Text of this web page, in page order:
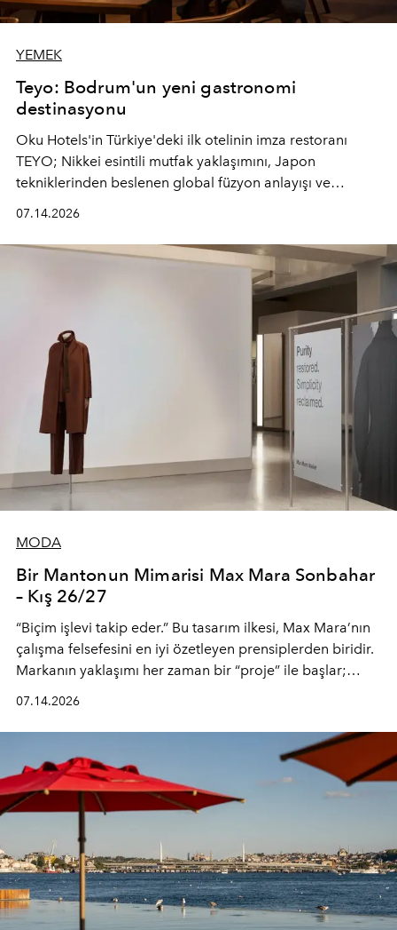
YEMEK
Teyo: Bodrum'un yeni gastronomi
destinasyonu
Oku Hotels'in Türkiye'deki ilk otelinin imza restoranı
TEYO; Nikkei esintili mutfak yaklaşımını, Japon
tekniklerinden beslenen global füzyon anlayışı ve
07.14.2026
MODA
Bir Mantonun Mimarisi Max Mara Sonbahar
– Kış 26/27
“Biçim işlevi takip eder.” Bu tasarım ilkesi, Max Mara’nın
çalışma felsefesini en iyi özetleyen prensiplerden biridir.
Markanın yaklaşımı her zaman bir “proje” ile başlar;
(savoir-faire) buluşan parçalara dönüştürmek.
07.14.2026